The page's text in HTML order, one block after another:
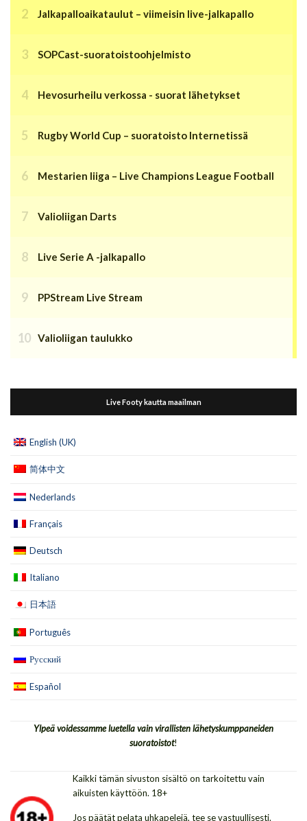
Jalkapalloaikataulut – viimeisin live-jalkapallo
SOPCast-suoratoistoohjelmisto
Hevosurheilu verkossa - suorat lähetykset
Rugby World Cup – suoratoisto Internetissä
Mestarien liiga – Live Champions League Football
Valioliigan Darts
Live Serie A -jalkapallo
PPStream Live Stream
Valioliigan taulukko
Live Footy kautta maailman
English (UK)
简体中文
Nederlands
Français
Deutsch
Italiano
日本語
Português
Русский
Español
Ylpeä voidessamme luetella vain virallisten lähetyskumppaneiden
suoratoistot!
Kaikki tämän sivuston sisältö on tarkoitettu vain
aikuisten käyttöön. 18+
Jos päätät pelata uhkapelejä, tee se vastuullisesti.